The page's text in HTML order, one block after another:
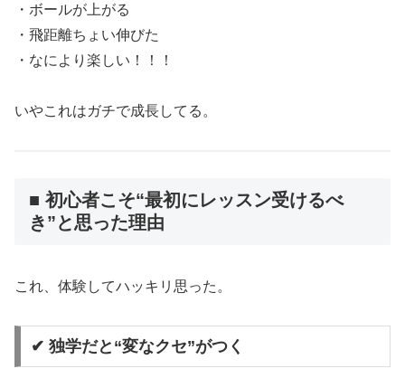
・ボールが上がる
・飛距離ちょい伸びた
・なにより楽しい！！！
いやこれはガチで成長してる。
■ 初心者こそ“最初にレッスン受けるべ
き”と思った理由
これ、体験してハッキリ思った。
✔ 独学だと“変なクセ”がつく